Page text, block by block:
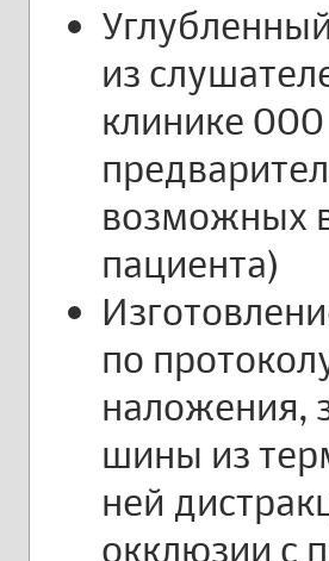
из
клинике
возможных
пациента)
по
наложения,
шины из
ней
окклюзии с